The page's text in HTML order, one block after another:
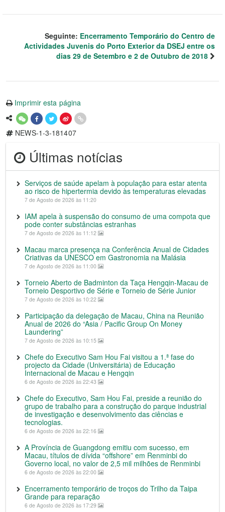
Seguinte: Encerramento Temporário do Centro de
Actividades Juvenis do Porto Exterior da DSEJ entre os
dias 29 de Setembro e 2 de Outubro de 2018
Imprimir esta página
NEWS-1-3-181407
Últimas notícias
Serviços de saúde apelam à população para estar atenta
ao risco de hipertermia devido às temperaturas elevadas
7 de Agosto de 2026 às 11:20
IAM apela à suspensão do consumo de uma compota que
pode conter substâncias estranhas
7 de Agosto de 2026 às 11:12
Macau marca presença na Conferência Anual de Cidades
Criativas da UNESCO em Gastronomia na Malásia
7 de Agosto de 2026 às 11:00
Torneio Aberto de Badminton da Taça Hengqin-Macau de
Torneio Desportivo de Série e Torneio de Série Junior
7 de Agosto de 2026 às 10:22
Participação da delegação de Macau, China na Reunião
Anual de 2026 do “Asia / Pacific Group On Money
Laundering”
7 de Agosto de 2026 às 10:15
Chefe do Executivo Sam Hou Fai visitou a 1.ª fase do
projecto da Cidade (Universitária) de Educação
Internacional de Macau e Hengqin
6 de Agosto de 2026 às 22:43
Chefe do Executivo, Sam Hou Fai, preside a reunião do
grupo de trabalho para a construção do parque industrial
de investigação e desenvolvimento das ciências e
tecnologias.
6 de Agosto de 2026 às 22:16
A Província de Guangdong emitiu com sucesso, em
Macau, títulos de dívida “offshore” em Renminbi do
Governo local, no valor de 2,5 mil milhões de Renminbi
6 de Agosto de 2026 às 22:00
Encerramento temporário de troços do Trilho da Taipa
Grande para reparação
6 de Agosto de 2026 às 17:29